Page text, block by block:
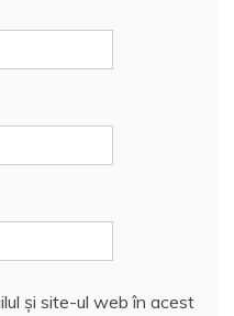
și site-ul web în acest